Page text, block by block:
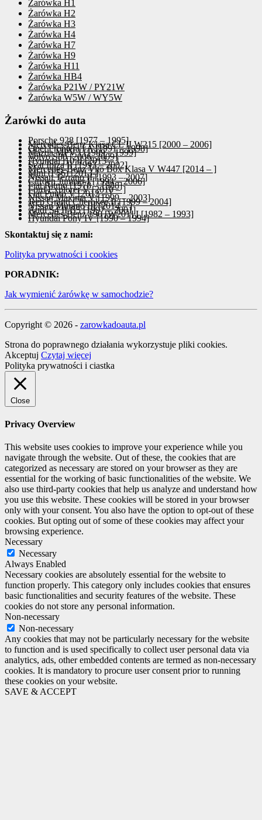
Żarówka H1
Żarówka H2
Żarówka H3
Żarówka H4
Żarówka H7
Żarówka H9
Żarówka H11
Żarówka HB4
Żarówka P21W / PY21W
Żarówka W5W / WY5W
Żarówki do auta
Porsche 928 [1977 – 1995]
Mercedes-Benz Klasa CL II W215 [2000 – 2006]
Opel Frontera I A [1991 – 1998]
Mazda MPV I [1989 – 1999]
Volvo S80 [2006–2009]
Hyundai i10 II [2013 – ]
Seat Ibiza II [1993 – 2002]
Mercedes-Benz Vito Box Klasa V W447 [2014 – ]
Mini (F56) [2013-]
Nissan Terrano II [1993 – 2007]
Citroen Jumper I [1994 – 2006]
Fiat Ritmo [1978 – 1988]
Ford Explorer V [2010 – ]
Fiat Punto V [2012 – ]
Nissan Maxima V [1999 – 2003]
Jeep Grand Cherokee II [1999 – 2004]
Nissan Murano III [2014 – ]
Audi S4 II B5 [1997 – 2001]
Mercedes-Benz 190 [W201] I [1982 – 1993]
Hyundai Pony IV [1990 – 1994]
Skontaktuj się z nami:
Polityka prywatności i cookies
PORADNIK:
Jak wymienić żarówkę w samochodzie?
Copyright © 2026 - zarowkadoauta.pl
Strona do poprawnego działania wykorzystuje pliki cookies.
Akceptuj Czytaj więcej
Polityka prywatności i ciastka
Close
Privacy Overview
This website uses cookies to improve your experience while you
navigate through the website. Out of these, the cookies that are
categorized as necessary are stored on your browser as they are
essential for the working of basic functionalities of the website. We
also use third-party cookies that help us analyze and understand how
you use this website. These cookies will be stored in your browser
only with your consent. You also have the option to opt-out of these
cookies. But opting out of some of these cookies may affect your
browsing experience.
Necessary
Necessary
Always Enabled
Necessary cookies are absolutely essential for the website to
function properly. This category only includes cookies that ensures
basic functionalities and security features of the website. These
cookies do not store any personal information.
Non-necessary
Non-necessary
Any cookies that may not be particularly necessary for the website
to function and is used specifically to collect user personal data via
analytics, ads, other embedded contents are termed as non-necessary
cookies. It is mandatory to procure user consent prior to running
these cookies on your website.
SAVE & ACCEPT